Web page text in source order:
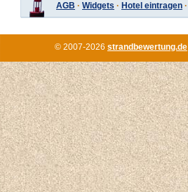
AGB · Widgets · Hotel eintragen ·
© 2007-2026 strandbewertung.de